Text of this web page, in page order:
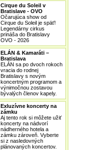
Cirque du Soleil v
Bratislave - OVO
Očarujúca show od
Cirque du Soleil je späť!
Legendárny cirkus
prináša do Bratislavy
OVO - 2026
ELÁN & Kamaráti –
Bratislava
ELÁN sa po dvoch rokoch
vracia do rodnej
Bratislavy s novým
koncertným programom a
výnimočnou zostavou
bývalých členov kapely.
Exluzívne koncerty na
zámku
Aj tento rok si môžete užiť
koncerty na nádvorí
nádherného hotela a
zámku zároveň. Vyberte
si z nasledovných
plánovaných koncertov.